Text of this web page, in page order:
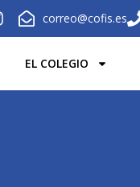
correo@cofis.es
EL COLEGIO